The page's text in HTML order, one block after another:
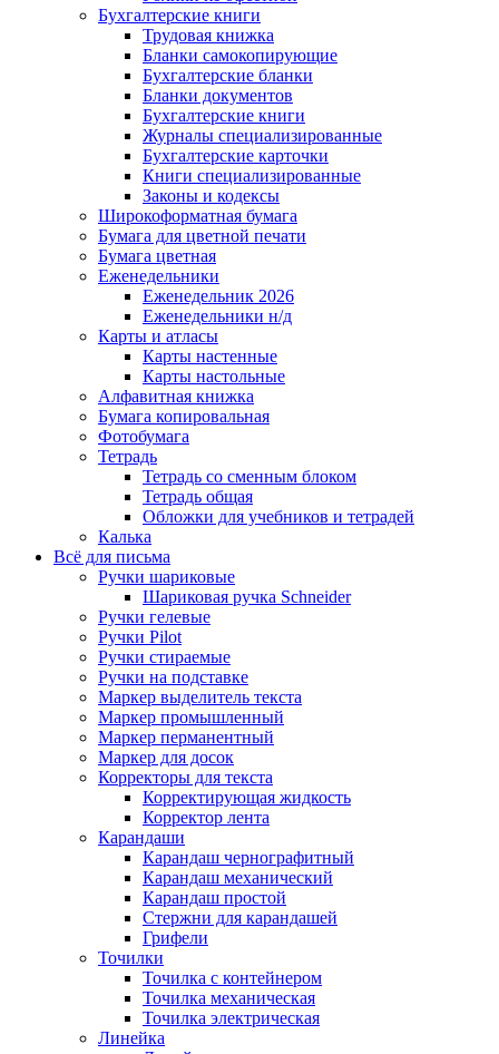
Бухгалтерские книги
Трудовая книжка
Бланки самокопирующие
Бухгалтерские бланки
Бланки документов
Бухгалтерские книги
Журналы специализированные
Бухгалтерские карточки
Книги специализированные
Законы и кодексы
Широкоформатная бумага
Бумага для цветной печати
Бумага цветная
Еженедельники
Еженедельник 2026
Еженедельники н/д
Карты и атласы
Карты настенные
Карты настольные
Алфавитная книжка
Бумага копировальная
Фотобумага
Тетрадь
Тетрадь со сменным блоком
Тетрадь общая
Обложки для учебников и тетрадей
Калька
Всё для письма
Ручки шариковые
Шариковая ручка Schneider
Ручки гелевые
Ручки Pilot
Ручки стираемые
Ручки на подставке
Маркер выделитель текста
Маркер промышленный
Маркер перманентный
Маркер для досок
Корректоры для текста
Корректирующая жидкость
Корректор лента
Карандаши
Карандаш чернографитный
Карандаш механический
Карандаш простой
Стержни для карандашей
Грифели
Точилки
Точилка с контейнером
Точилка механическая
Точилка электрическая
Линейка